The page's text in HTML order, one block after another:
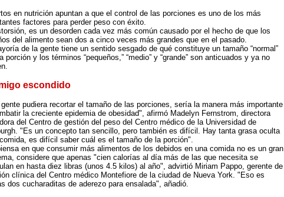
en nutrición apuntan a que el control de las porciones es uno de los más
factores para perder peso con éxito.
es un desorden cada vez más común causado por el hecho de que los
del alimento sean dos a cinco veces más grandes que en el pasado.
de la gente tiene un sentido sesgado de qué constituye un tamaño “normal”
porción y los términos “pequeños,” “medio” y “grande” son anticuados y ya no
escondido
pudiera recortar el tamaño de las porciones, sería la manera más importante
la creciente epidemia de obesidad", afirmó Madelyn Fernstrom, directora
del Centro de gestión del peso del Centro médico de la Universidad de
"Es un concepto tan sencillo, pero también es difícil. Hay tanta grasa oculta
es difícil saber cuál es el tamaño de la porción".
en que consumir más alimentos de los debidos en una comida no es un gran
considere que apenas "cien calorías al día más de las que necesita se
en hasta diez libras (unos 4.5 kilos) al año", advirtió Miriam Pappo, gerente de
clínica del Centro médico Montefiore de la ciudad de Nueva York. "Eso es
dos cucharaditas de aderezo para ensalada", añadió.